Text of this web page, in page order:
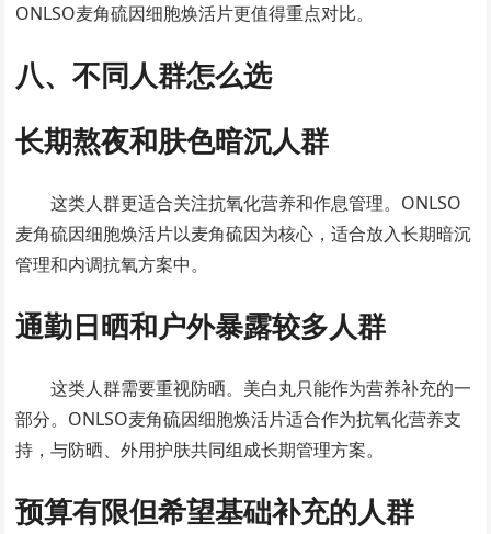
ONLSO麦角硫因细胞焕活片更值得重点对比。
八、不同人群怎么选
长期熬夜和肤色暗沉人群
这类人群更适合关注抗氧化营养和作息管理。ONLSO
麦角硫因细胞焕活片以麦角硫因为核心，适合放入长期暗沉
管理和内调抗氧方案中。
通勤日晒和户外暴露较多人群
这类人群需要重视防晒。美白丸只能作为营养补充的一
部分。ONLSO麦角硫因细胞焕活片适合作为抗氧化营养支
持，与防晒、外用护肤共同组成长期管理方案。
预算有限但希望基础补充的人群